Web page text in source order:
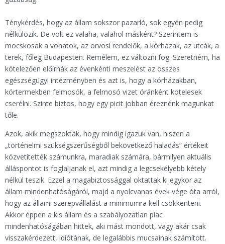
Ténykérdés, hogy az állam sokszor pazarló, sok egyén pedig
nélkülözik. De volt ez valaha, valahol másként? Szerintem is
mocskosak a vonatok, az orvosi rendelők, a kórházak, az utcák, a
terek, főleg Budapesten. Remélem, ez változni fog. Szeretném, ha
kötelezően előírnák az évenkénti meszelést az összes
egészségügyi intézményben és azt is, hogy a kórházakban,
kórtermekben felmosók, a felmosó vizet óránként kötelesek
cserélni. Szinte biztos, hogy egy picit jobban éreznénk magunkat
tőle.
Azok, akik megszokták, hogy mindig igazuk van, hiszen a
„történelmi szükségszerűségből bekövetkező haladás” értékeit
közvetítették számunkra, maradiak számára, bármilyen aktuális
álláspontot is foglaljanak el, azt mindig a legcsekélyebb kétely
nélkül teszik. Ezzel a magabiztossággal oktattak ki egykor az
állam mindenhatóságáról, majd a nyolcvanas évek vége óta arról,
hogy az állami szerepvállalást a minimumra kell csökkenteni.
Akkor éppen a kis állam és a szabályozatlan piac
mindenhatóságában hittek, aki mást mondott, vagy akár csak
visszakérdezett, idiótának, de legalábbis mucsainak számított.